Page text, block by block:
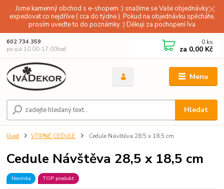
Jsme kamenný obchod s e-shopem :) snažíme se Vaše objednávky
expedovat co nejdříve ( cca do týdne ). Pokud na objednávku spěcháte,
prosím uveďte to do poznámky :) Děkuji za pochopení Iva
Menu
Hledat
602 734 359
po-pá 10.00-17.00hod
0 ks
za 0,00 Kč
Úvod VTIPNÉ CEDULE Cedule Návštěva 28,5 x 18,5 cm
Cedule Návštěva 28,5 x 18,5 cm
Novinka TOP produkt